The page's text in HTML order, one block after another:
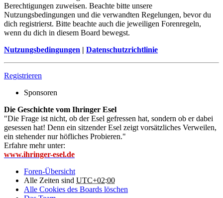
Berechtigungen zuweisen. Beachte bitte unsere
Nutzungsbedingungen und die verwandten Regelungen, bevor du
dich registrierst. Bitte beachte auch die jeweiligen Forenregeln,
wenn du dich in diesem Board bewegst.
Nutzungsbedingungen | Datenschutzrichtlinie
Registrieren
Sponsoren
Die Geschichte vom Ihringer Esel
"Die Frage ist nicht, ob der Esel gefressen hat, sondern ob er dabei
gesessen hat! Denn ein sitzender Esel zeigt vorsätzliches Verweilen,
ein stehender nur höfliches Probieren."
Erfahre mehr unter:
www.ihringer-esel.de
Foren-Übersicht
Alle Zeiten sind UTC+02:00
Alle Cookies des Boards löschen